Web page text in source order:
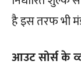
है इस तरफ भी
आउट सोर्स के